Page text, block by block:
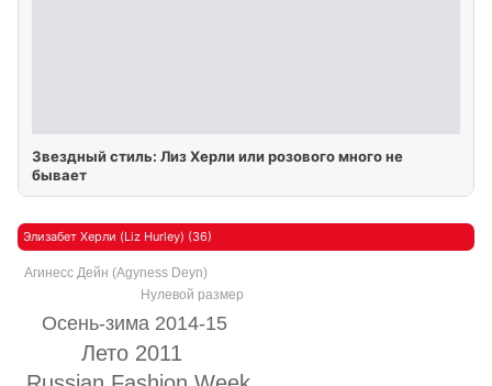
Звездный стиль: Лиз Херли или розового много не
бывает
Элизабет Херли (Liz Hurley) (36)
Лето 2011
Осень-зима 2014-15
Нулевой размер
Агинесс Дейн (Agyness Deyn)